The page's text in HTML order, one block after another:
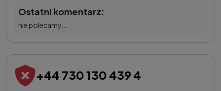
Ostatni komentarz:
nie polecamy...
+44 730 130 439 4